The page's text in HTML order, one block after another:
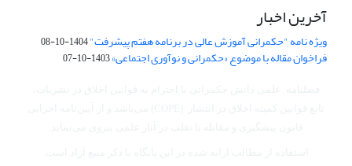
آخرین اخبار
ویژه نامه "حکمرانی آموزش عالی در برنامه هفتم پیشرفت"1404-10-08
فراخوان مقاله با موضوع «حکمرانی و نوآوری اجتماعی»1403-10-07